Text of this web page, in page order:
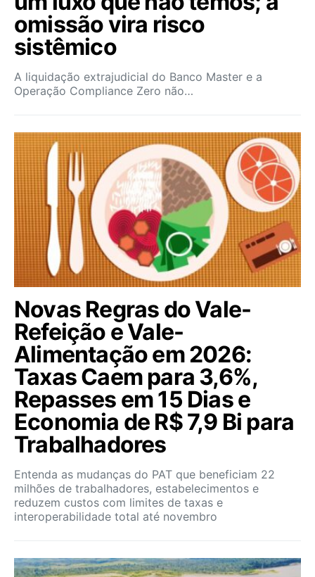
omissão vira risco
sistêmico
A liquidação extrajudicial do Banco Master e a
Operação Compliance Zero não…
Novas Regras do Vale-
Refeição e Vale-
Alimentação em 2026:
Taxas Caem para 3,6%,
Repasses em 15 Dias e
Economia de R$ 7,9 Bi para
Trabalhadores
Entenda as mudanças do PAT que beneficiam 22
milhões de trabalhadores, estabelecimentos e
reduzem custos com limites de taxas e
interoperabilidade total até novembro